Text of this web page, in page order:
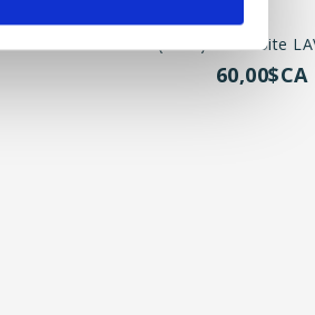
INCLUS Eco60 (20oz) 240/boite
60,00$CA